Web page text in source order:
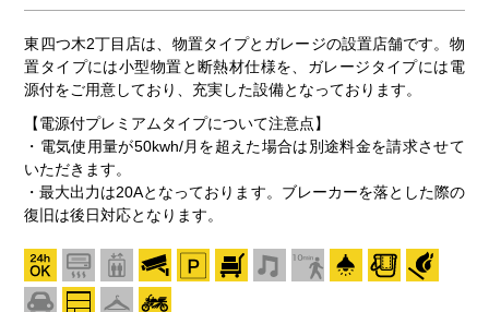
東四つ木2丁目店は、物置タイプとガレージの設置店舗です。物
置タイプには小型物置と断熱材仕様を、ガレージタイプには電
源付をご用意しており、充実した設備となっております。
【電源付プレミアムタイプについて注意点】
・電気使用量が50kwh/月を超えた場合は別途料金を請求させて
いただきます。
・最大出力は20Aとなっております。ブレーカーを落とした際の
復旧は後日対応となります。